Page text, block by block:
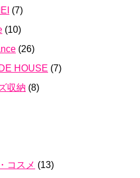
(7)
(10)
(26)
HOUSE (7)
収納 (8)
コスメ (13)